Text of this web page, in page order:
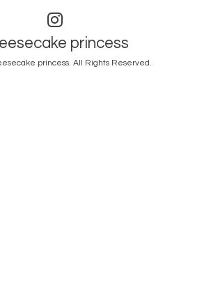
princess
princess. All Rights Reserved.